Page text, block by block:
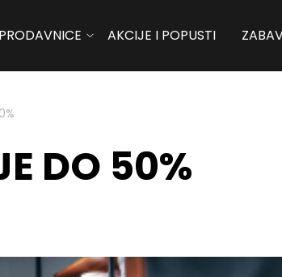
AKCIJE I POPUSTI
DO 50%